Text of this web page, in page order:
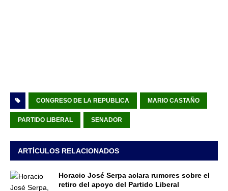
CONGRESO DE LA REPUBLICA MARIO CASTAÑO
PARTIDO LIBERAL SENADOR
ARTÍCULOS RELACIONADOS
Horacio José Serpa aclara rumores sobre el
retiro del apoyo del Partido Liberal